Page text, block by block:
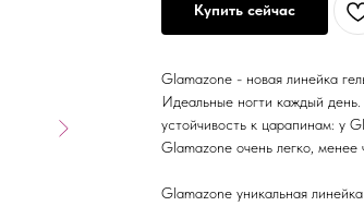
Купить сейчас
Glamazone - новая линейка
Идеальные ногти каждый день.
устойчивость к царапинам: у
Glamazone очень легко,
Glamazone уникальная